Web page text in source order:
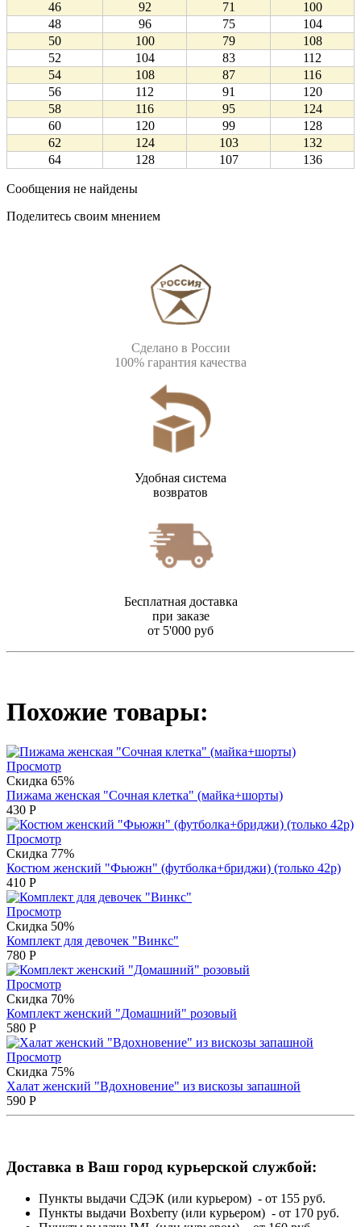
46
92 71
100
48
96 75
104
50
100 79
108
52
104 83
112
54
108 87
116
56
112 91
120
58
116 95
124
60
120 99
128
62
124 103
132
64
128 107 136
Сообщения не найдены
Поделитесь своим мнением
Сделано в России
100% гарантия качества
Удобная система
возвратов
Бесплатная доставка
при заказе
от 5'000 руб
Похожие товары:
Просмотр
Скидка 65%
Пижама женская "Сочная клетка" (майка+шорты)
430 Р
Просмотр
Скидка 77%
Костюм женский "Фьюжн" (футболка+бриджи) (только 42р)
410 Р
Просмотр
Скидка 50%
Комплект для девочек "Винкс"
780 Р
Просмотр
Скидка 70%
Комплект женский "Домашний" розовый
580 Р
Просмотр
Скидка 75%
Халат женский "Вдохновение" из вискозы запашной
590 Р
Доставка в Ваш город курьерской службой:
Пункты выдачи СДЭК (или курьером) - от 155 руб.
Пункты выдачи Boxberry (или курьером) - от 170 руб.